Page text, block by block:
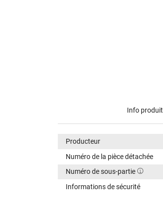
Info produit
Producteur
Numéro de la pièce détachée
Numéro de sous-partie
Informations de sécurité